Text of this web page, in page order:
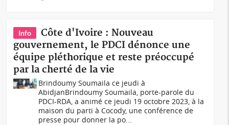
Info
Côte d'Ivoire : Nouveau
gouvernement, le PDCI dénonce une
équipe pléthorique et reste préoccupé
par la cherté de la vie
Brindoumy Soumaila ce jeudi à
AbidjanBrindoumy Soumaila, porte-parole du
PDCI-RDA, a animé ce jeudi 19 octobre 2023, à la
maison du parti à Cocody, une conférence de
presse pour donner la po...